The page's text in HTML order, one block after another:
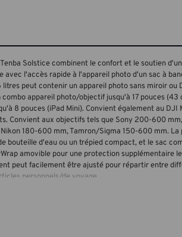
Solstice combinent le confort et le soutien
avec l'accès rapide à l'appareil photo d'un sac à
litres peut contenir un appareil photo sans miroir ou
appareil photo/objectif jusqu'à 17 pouces (43
8 pouces (iPad Mini). Convient également au DJI
Convient aux objectifs tels que Sony 200-600
180-600 mm, Tamron/Sigma 150-600 mm. La
bouteille d'eau ou un trépied compact, et le sac
amovible pour une protection supplémentaire
peut facilement être ajusté pour répartir entre
personnels/de voyage.